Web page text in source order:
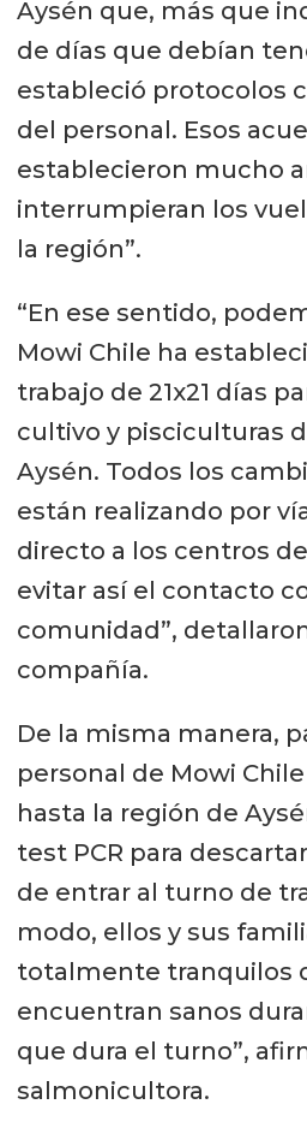
Aysén que, más que
de días que debían
estableció protocolos
del personal. Esos
establecieron mucho
interrumpieran los
la región”.
“En ese sentido,
Mowi Chile ha
trabajo de 21x21 días
cultivo y pisciculturas
Aysén. Todos los
están realizando por
directo a los centros
evitar así el contacto
comunidad”,
compañía.
De la misma manera,
personal de Mowi
hasta la región de
test PCR para
de entrar al turno de
modo, ellos y sus
totalmente tranquilos
encuentran sanos
que dura el turno”,
salmonicultora.